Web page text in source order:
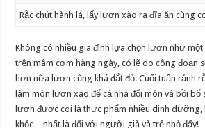
Rắc chút hành lá, lấy lươn xào ra đĩa ăn cùng
Không có nhiều gia đình lựa chọn lươn như
trên mâm cơm hàng ngày, có lẽ do công đoạn
hơn nữa lươn cũng khá đắt đỏ. Cuối tuần rảnh
làm món lươn xào để cả nhà đổi món và bồi bổ
lươn được coi là thực phẩm nhiều dinh dưỡng,
khỏe – nhất là đối với người già và trẻ nhỏ đấy!